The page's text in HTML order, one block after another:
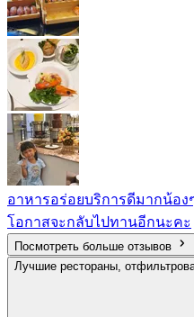
อาหารอร่อยบริการดีมากน้อง
โอกาสจะกลับไปทานอีกนะคะ
Посмотреть больше отзывов
Лучшие рестораны,